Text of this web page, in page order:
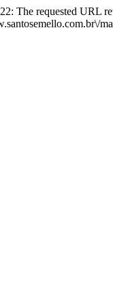
The requested URL